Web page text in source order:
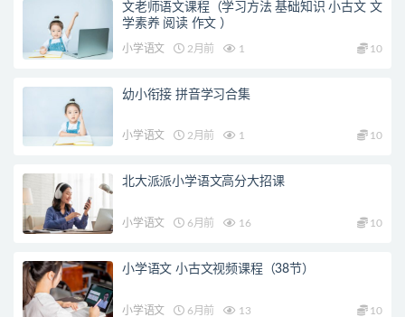
文老师语文课程（学习方法 基础知识 小古文 文
学素养 阅读 作文 ）
小学语文 2月前 1 10
幼小衔接 拼音学习合集
小学语文 2月前 1 10
北大派派小学语文高分大招课
小学语文 6月前 16 10
小学语文 小古文视频课程（38节）
小学语文 6月前 13 10